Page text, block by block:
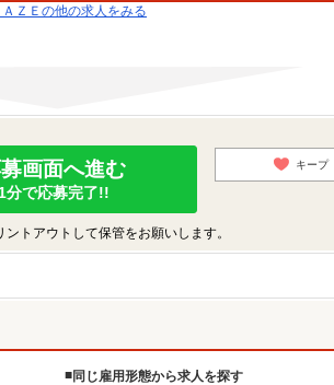
ＺＥの他の求人をみる
画面へ進む
1分で応募完了!!
キープ
トアウトして保管をお願いします。
同じ雇用形態から求人を探す